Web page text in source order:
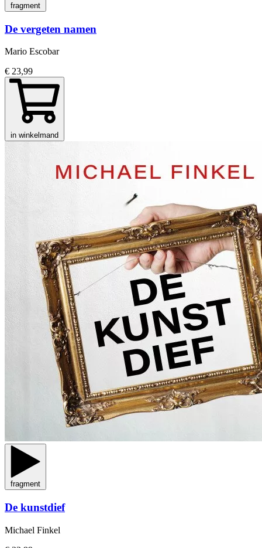
fragment
De vergeten namen
Mario Escobar
€ 23,99
in winkelmand
fragment
De kunstdief
Michael Finkel